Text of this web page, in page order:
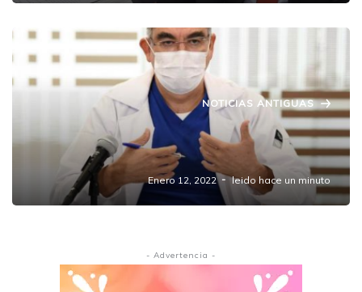
NOTICIAS ANTIGUAS
Registra Puebla el mayor aumento de
contagios de la COVID-19 de 2022: Salud
Enero 12, 2022 leido hace un minuto
- Advertencia -